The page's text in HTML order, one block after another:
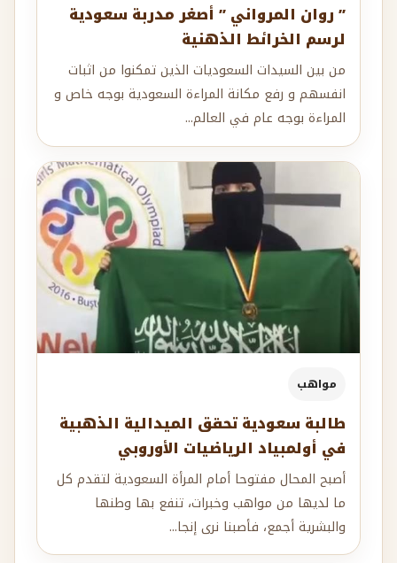
” روان المرواني ” أصغر مدربة سعودية
لرسم الخرائط الذهنية
من بين السيدات السعوديات الذين تمكنوا من اثبات
انفسهم و رفع مكانة المراءة السعودية بوجه خاص و
المراءة بوجه عام في العالم...
مواهب
طالبة سعودية تحقق الميدالية الذهبية
في أولمبياد الرياضيات الأوروبي
أصبح المحال مفتوحا أمام المرأة السعودية لتقدم كل
ما لديها من مواهب وخبرات، تنفع بها وطنها
والبشرية أجمع، فأصبنا نرى إنجا...